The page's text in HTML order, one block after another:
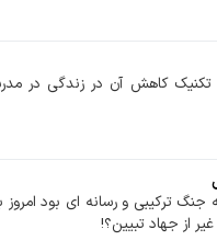
کاهش آن در زندگی در
ترکیبی و رسانه ای بود
از جهاد تبیین؟!